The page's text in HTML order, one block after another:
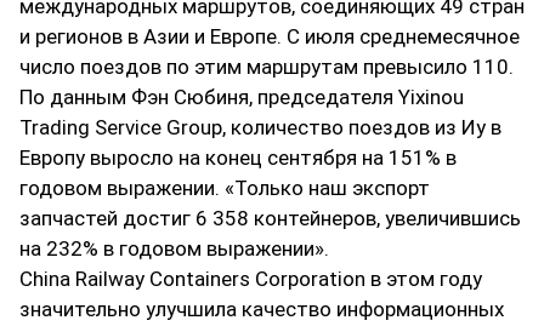
международных маршрутов, соединяющих 49 стран
и регионов в Азии и Европе. С июля среднемесячное
число поездов по этим маршрутам превысило 110.
По данным Фэн Сюбиня, председателя Yixinou
Trading Service Group, количество поездов из Иу в
Европу выросло на конец сентября на 151% в
годовом выражении. «Только наш экспорт
запчастей достиг 6 358 контейнеров, увеличившись
на 232% в годовом выражении».
China Railway Containers Corporation в этом году
значительно улучшила качество информационных